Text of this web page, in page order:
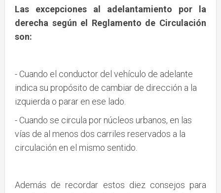
Las excepciones al adelantamiento por la
derecha según el Reglamento de Circulación
son:
- Cuando el conductor del vehículo de adelante
indica su propósito de cambiar de dirección a la
izquierda o parar en ese lado.
- Cuando se circula por núcleos urbanos, en las
vías de al menos dos carriles reservados a la
circulación en el mismo sentido.
Además de recordar estos diez consejos para